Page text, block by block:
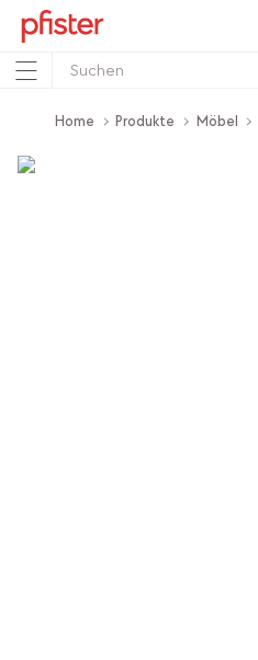
Home Produkte Möbel